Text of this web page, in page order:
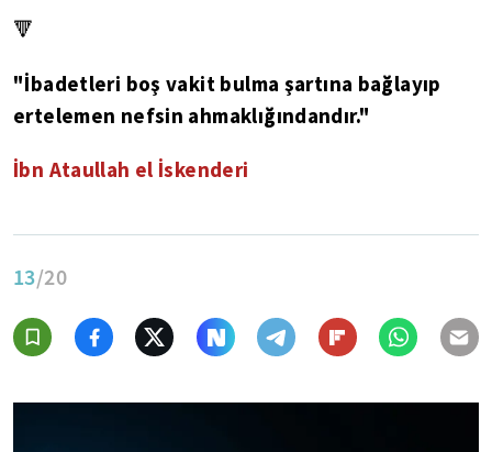
🔻
"İbadetleri boş vakit bulma şartına bağlayıp
ertelemen nefsin ahmaklığındandır."
İbn Ataullah el İskenderi
13/20